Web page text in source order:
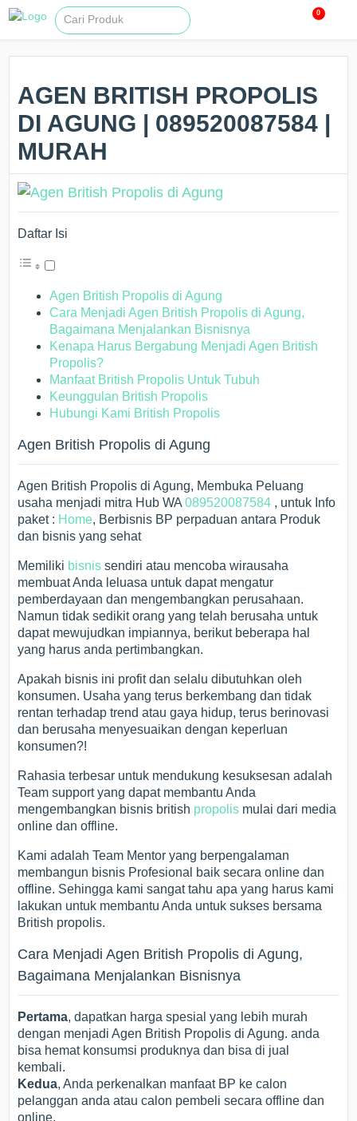
0
AGEN BRITISH PROPOLIS
DI AGUNG | 089520087584 |
MURAH
Daftar Isi
Agen British Propolis di Agung
Cara Menjadi Agen British Propolis di Agung,
Bagaimana Menjalankan Bisnisnya
Kenapa Harus Bergabung Menjadi Agen British
Propolis?
Manfaat British Propolis Untuk Tubuh
Keunggulan British Propolis
Hubungi Kami British Propolis
Agen British Propolis di Agung
Agen British Propolis di Agung, Membuka Peluang
usaha menjadi mitra Hub WA089520087584 , untuk Info
paket : Home, Berbisnis BP perpaduan antara Produk
dan bisnis yang sehat
Memiliki bisnis sendiri atau mencoba wirausaha
membuat Anda leluasa untuk dapat mengatur
pemberdayaan dan mengembangkan perusahaan.
Namun tidak sedikit orang yang telah berusaha untuk
dapat mewujudkan impiannya, berikut beberapa hal
yang harus anda pertimbangkan.
Apakah bisnis ini profit dan selalu dibutuhkan oleh
konsumen. Usaha yang terus berkembang dan tidak
rentan terhadap trend atau gaya hidup, terus berinovasi
dan berusaha menyesuaikan dengan keperluan
konsumen?!
Rahasia terbesar untuk mendukung kesuksesan adalah
Team support yang dapat membantu Anda
mengembangkan bisnis british propolis mulai dari media
online dan offline.
Kami adalah Team Mentor yang berpengalaman
membangun bisnis Profesional baik secara online dan
offline. Sehingga kami sangat tahu apa yang harus kami
lakukan untuk membantu Anda untuk sukses bersama
British propolis.
Cara Menjadi Agen British Propolis di Agung,
Bagaimana Menjalankan Bisnisnya
Pertama, dapatkan harga spesial yang lebih murah
dengan menjadi Agen British Propolis di Agung. anda
bisa hemat konsumsi produknya dan bisa di jual
kembali.
Kedua, Anda perkenalkan manfaat BP ke calon
pelanggan anda atau calon pembeli secara offline dan
online.